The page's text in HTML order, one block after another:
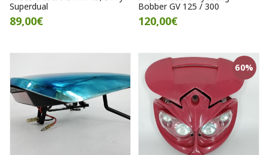
Superdual
89,00€
Bobber GV 125 / 300
120,00€
60%